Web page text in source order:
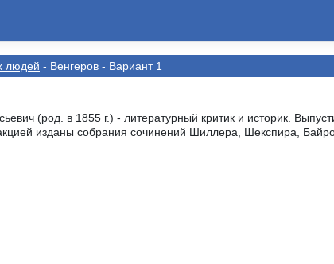
людей - Венгеров - Вариант 1
(род. в 1855 г.) - литературный критик и историк.
изданы собрания сочинений Шиллера, Шекспира,